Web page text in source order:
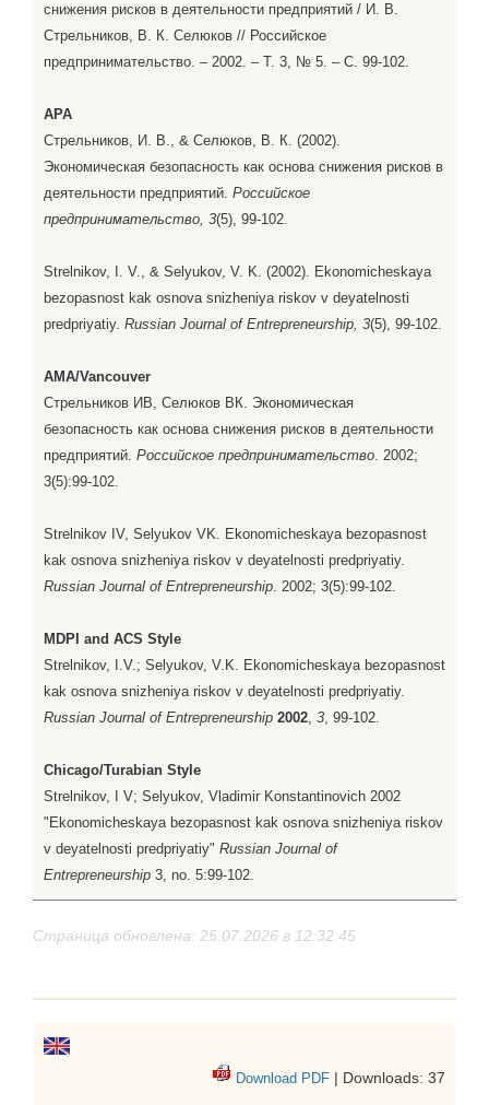
снижения рисков в деятельности предприятий / И. В.
Стрельников, В. К. Селюков // Российское
предпринимательство. – 2002. – Т. 3, № 5. – С. 99-102.
APA
Стрельников, И. В., & Селюков, В. К. (2002).
Экономическая безопасность как основа снижения рисков в
деятельности предприятий. Российское
предпринимательство, 3(5), 99-102.
Strelnikov, I. V., & Selyukov, V. K. (2002). Ekonomicheskaya
bezopasnost kak osnova snizheniya riskov v deyatelnosti
predpriyatiy. Russian Journal of Entrepreneurship, 3(5), 99-102.
AMA/Vancouver
Стрельников ИВ, Селюков ВК. Экономическая
безопасность как основа снижения рисков в деятельности
предприятий. Российское предпринимательство. 2002;
3(5):99-102.
Strelnikov IV, Selyukov VK. Ekonomicheskaya bezopasnost
kak osnova snizheniya riskov v deyatelnosti predpriyatiy.
Russian Journal of Entrepreneurship. 2002; 3(5):99-102.
MDPI and ACS Style
Strelnikov, I.V.; Selyukov, V.K. Ekonomicheskaya bezopasnost
kak osnova snizheniya riskov v deyatelnosti predpriyatiy.
Russian Journal of Entrepreneurship 2002, 3, 99-102.
Chicago/Turabian Style
Strelnikov, I V; Selyukov, Vladimir Konstantinovich 2002
"Ekonomicheskaya bezopasnost kak osnova snizheniya riskov
v deyatelnosti predpriyatiy" Russian Journal of
Entrepreneurship 3, no. 5:99-102.
Страница обновлена: 25.07.2026 в 12:32:45
Download PDF | Downloads: 37